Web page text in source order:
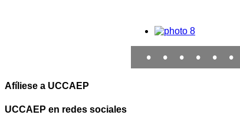
• • • • • •
Afíliese a UCCAEP
UCCAEP en redes sociales